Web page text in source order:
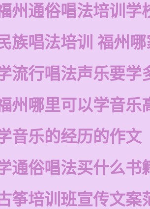
州通俗唱法培训学
民族唱法培训 福州
流行唱法声乐要学
州哪里可以学音乐
音乐的经历的作文
通俗唱法买什么书
筝培训班宣传文案